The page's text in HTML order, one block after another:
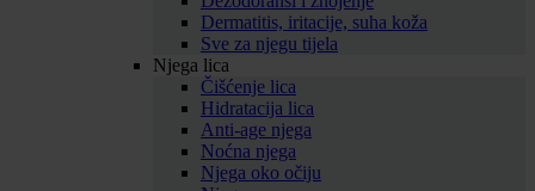
Dermatitis, iritacije, suha koža
Sve za njegu tijela
Njega lica
Čišćenje lica
Hidratacija lica
Anti-age njega
Noćna njega
Njega oko očiju